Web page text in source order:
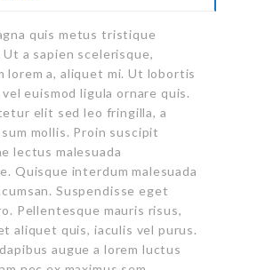
quis metus tristique
a sapien scelerisque,
lorem a, aliquet mi. Ut lobortis
euismod ligula ornare quis.
elit sed leo fringilla, a
mollis. Proin suscipit
lectus malesuada
Quisque interdum malesuada
Suspendisse eget
Pellentesque mauris risus,
aliquet quis, iaculis vel purus.
augue a lorem luctus